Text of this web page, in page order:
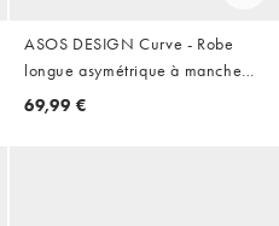
ASOS DESIGN Curve - Robe
longue asymétrique à manche
chauve-souris drapée - Ivoire
69,99 €